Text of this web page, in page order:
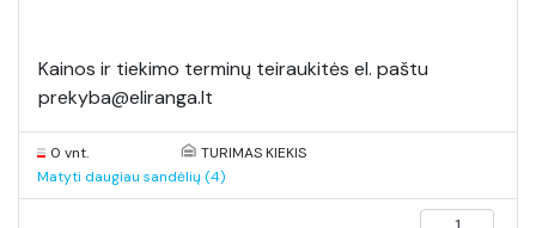
Kainos ir tiekimo terminų teiraukitės el. paštu
prekyba@eliranga.lt
0 vnt.
TURIMAS KIEKIS
Matyti daugiau sandėlių (4)